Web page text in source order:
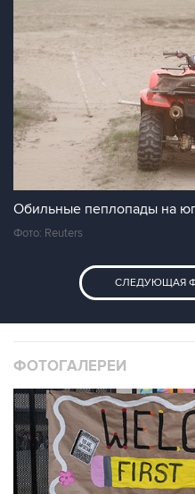
Обильные пеплопады на
Фото: Reuters
СЛЕДУЮЩАЯ
ФОТОГАЛЕРЕИ